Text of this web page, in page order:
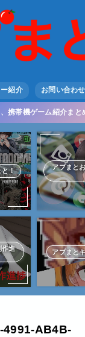
紹介 お問い合わせ
携帯機ゲーム紹介まと
と！
アプまと
作進
アプまと
4991-AB4B-